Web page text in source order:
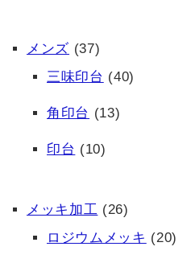
メンズ (37)
三味印台 (40)
角印台 (13)
印台 (10)
メッキ加工 (26)
ロジウムメッキ (20)